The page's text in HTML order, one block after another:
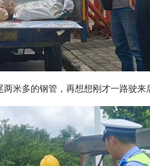
米多的钢管，再想想刚才一路驶来